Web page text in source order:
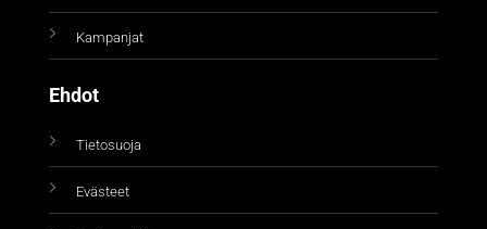
Kampanjat
Ehdot
Tietosuoja
Evästeet